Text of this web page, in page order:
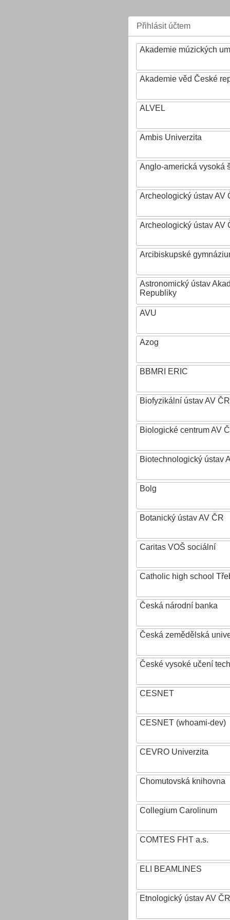
Přihlásit účtem
Akademie múzických
Akademie věd České
ALVEL
Ambis Univerzita
Anglo-americká vysoká
Archeologický ústav AV
Archeologický ústav AV
Arcibiskupské
Astronomický ústav
Republiky
AVU
Azog
BBMRI ERIC
Biofyzikální ústav AV ČR
Biologické centrum AV
Biotechnologický ústav
Bolg
Botanický ústav AV ČR
Caritas VOŠ sociální
Catholic high school
Česká národní banka
Česká zemědělská
České vysoké učení
CESNET
CESNET (whoami-dev)
CEVRO Univerzita
Chomutovská knihovna
Collegium Carolinum
COMTES FHT a.s.
ELI BEAMLINES
Etnologický ústav AV